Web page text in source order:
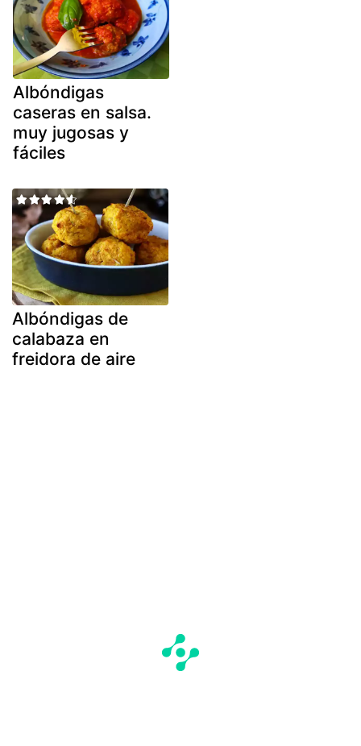
Albóndigas
caseras en salsa.
muy jugosas y
fáciles
Albóndigas de
calabaza en
freidora de aire